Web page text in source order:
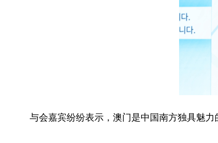
与会嘉宾纷纷表示，澳门是中国南方独具魅